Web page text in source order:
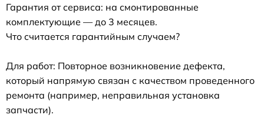
Гарантия от сервиса: на смонтированные
комплектующие — до 3 месяцев.
Что считается гарантийным случаем?
Для работ: Повторное возникновение дефекта,
который напрямую связан с качеством проведенного
ремонта (например, неправильная установка
запчасти).